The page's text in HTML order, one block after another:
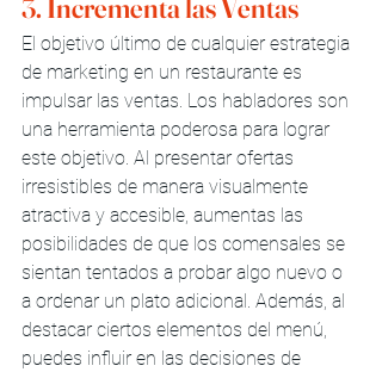
3. Incrementa las Ventas
El objetivo último de cualquier estrategia
de marketing en un restaurante es
impulsar las ventas. Los habladores son
una herramienta poderosa para lograr
este objetivo. Al presentar ofertas
irresistibles de manera visualmente
atractiva y accesible, aumentas las
posibilidades de que los comensales se
sientan tentados a probar algo nuevo o
a ordenar un plato adicional. Además, al
destacar ciertos elementos del menú,
puedes influir en las decisiones de